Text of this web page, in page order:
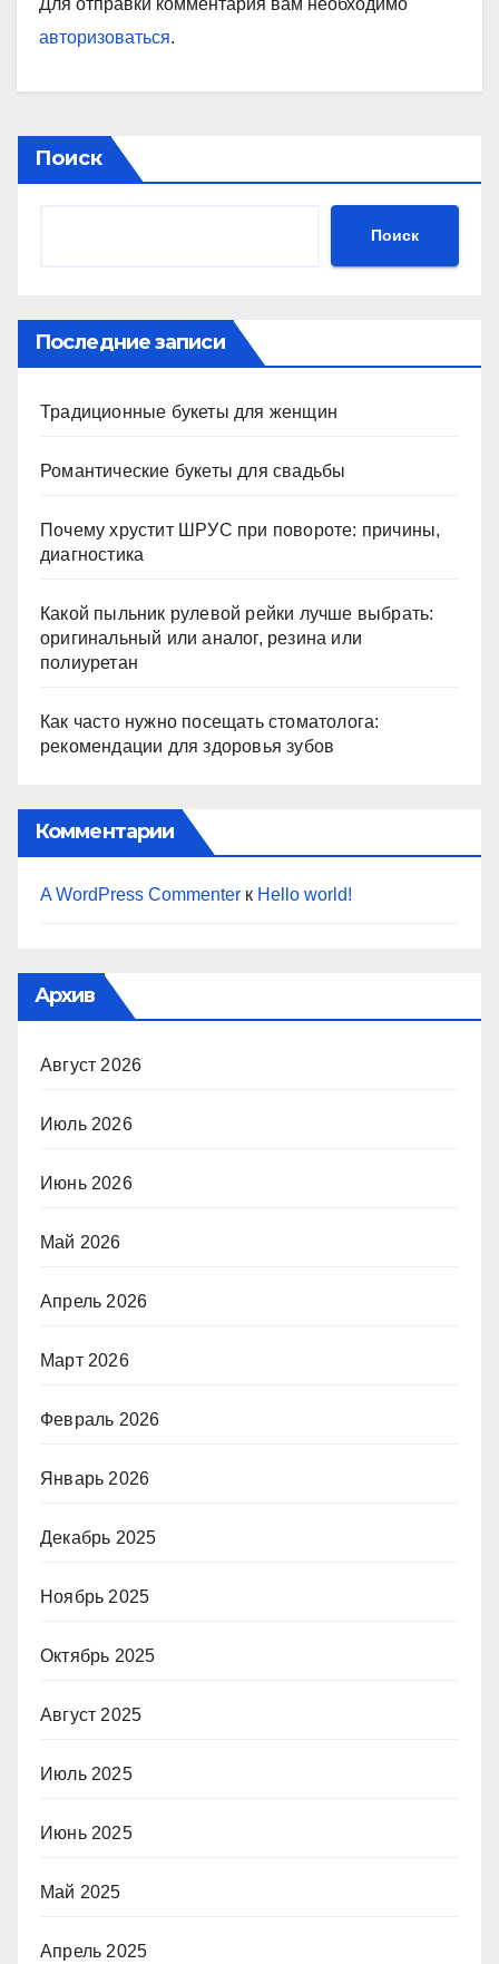
авторизоваться.
Поиск
Поиск
Последние записи
Традиционные букеты для женщин
Романтические букеты для свадьбы
Почему хрустит ШРУС при повороте: причины,
диагностика
Какой пыльник рулевой рейки лучше выбрать:
оригинальный или аналог, резина или
полиуретан
Как часто нужно посещать стоматолога:
рекомендации для здоровья зубов
Комментарии
A WordPress Commenter к Hello world!
Архив
Август 2026
Июль 2026
Июнь 2026
Май 2026
Апрель 2026
Март 2026
Февраль 2026
Январь 2026
Декабрь 2025
Ноябрь 2025
Октябрь 2025
Август 2025
Июль 2025
Июнь 2025
Май 2025
Апрель 2025